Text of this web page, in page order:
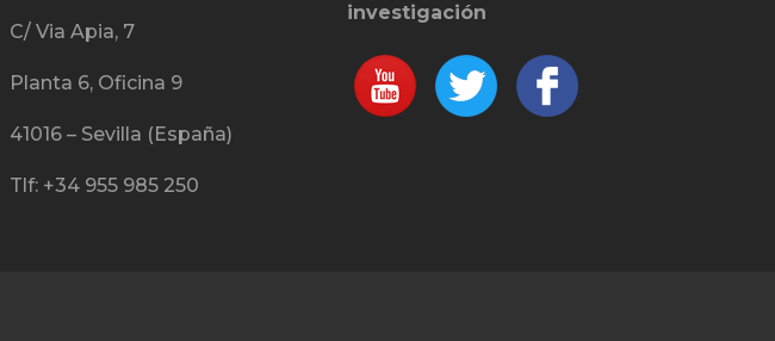
C/ Via Apia, 7
Planta 6, Oficina 9
41016 – Sevilla (España)
Tlf: +34 955 985 250
investigación